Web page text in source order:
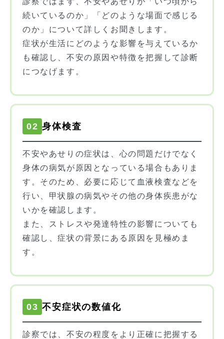
続いているのか」「どのような場面で感じる
のか」について詳しくお聞きします。
症状が生活にどのような影響を与えているか
も確認し、不安の原因や特徴を把握して診断
につなげます。
02 身体検査
不安やあせりの症状は、心の問題だけでなく
身体の病気が原因となっている場合もありま
す。そのため、必要に応じて血液検査などを
行い、甲状腺の病気やその他の身体疾患がな
いかを確認します。
また、ストレスや発達特性の影響についても
確認し、症状の背景にある原因を見極めま
す。
03 不安症状の数値化
診察では、不安の程度をより正確に把握する